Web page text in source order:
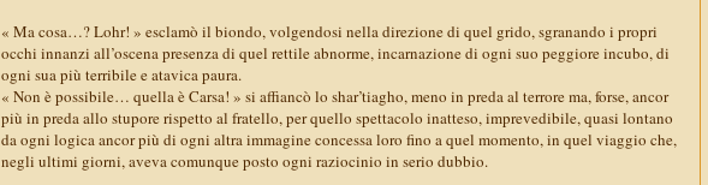
« Ma cosa…? Lohr! » esclamò il biondo, volgendosi nella direzione di quel grido, sgranando i propri
occhi innanzi all’oscena presenza di quel rettile abnorme, incarnazione di ogni suo peggiore incubo, di
ogni sua più terribile e atavica paura.
« Non è possibile… quella è Carsa! » si affiancò lo shar’tiagho, meno in preda al terrore ma, forse, ancor
più in preda allo stupore rispetto al fratello, per quello spettacolo inatteso, imprevedibile, quasi lontano
da ogni logica ancor più di ogni altra immagine concessa loro fino a quel momento, in quel viaggio che,
negli ultimi giorni, aveva comunque posto ogni raziocinio in serio dubbio.